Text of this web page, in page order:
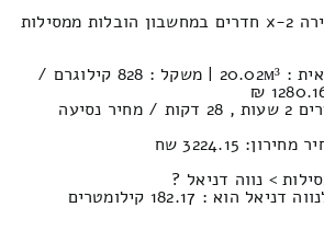
כמה יעלה מעבר של דירה 2-x חדרים במחשבון הובלות ממסילות
נפח חפצים במשאית : 20.02м³ | משקל : 828 קילוגרם /
זמן נסיעה בין ערים 2 שעות , 28 דקות / מחיר נסיעה
3224.15 שח
> נווה דניאל ?
: 182.17 קילומטרים